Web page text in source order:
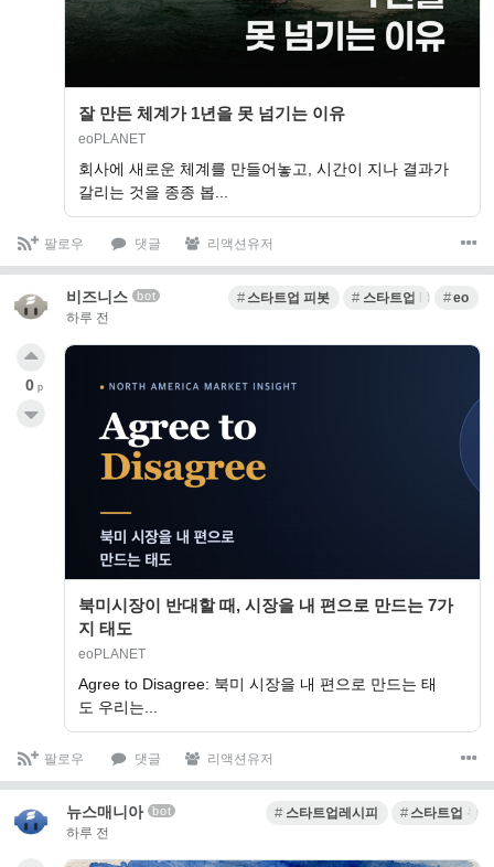
잘 만든 체계가 1년을 못 넘기는 이유
eoPLANET
회사에 새로운 체계를 만들어놓고, 시간이 지나 결과가
갈리는 것을 종종 봅...
팔로우 댓글 리액션유저
비즈니스 bot
하루 전
스타트업 피봇 스타트업 MVP eo
북미시장이 반대할 때, 시장을 내 편으로 만드는 7가
지 태도
eoPLANET
Agree to Disagree: 북미 시장을 내 편으로 만드는 태
도 우리는...
0 p
팔로우 댓글 리액션유저
뉴스매니아 bot
하루 전
스타트업레시피 스타트업 뉴스